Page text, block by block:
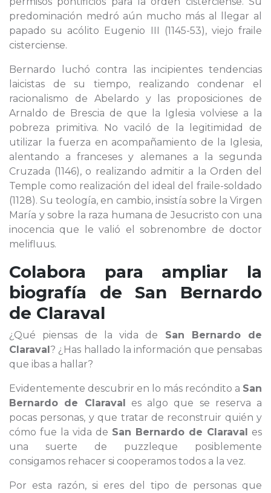
predominación medró aún mucho más al llegar al
papado su acólito Eugenio III (1145-53), viejo fraile
cisterciense.
Bernardo luchó contra las incipientes tendencias
laicistas de su tiempo, realizando condenar el
racionalismo de Abelardo y las proposiciones de
Arnaldo de Brescia de que la Iglesia volviese a la
pobreza primitiva. No vaciló de la legitimidad de
utilizar la fuerza en acompañamiento de la Iglesia,
alentando a franceses y alemanes a la segunda
Cruzada (1146), o realizando admitir a la Orden del
Temple como realización del ideal del fraile-soldado
(1128). Su teología, en cambio, insistía sobre la Virgen
María y sobre la raza humana de Jesucristo con una
inocencia que le valió el sobrenombre de doctor
melifluus.
Colabora para ampliar la
biografía deSan Bernardo
de Claraval
¿Qué piensas de la vida de San Bernardo de
Claraval? ¿Has hallado la información que pensabas
que ibas a hallar?
Evidentemente descubrir en lo más recóndito a San
Bernardo de Claraval es algo que se reserva a
pocas personas, y que tratar de reconstruir quién y
cómo fue la vida de San Bernardo de Claraval es
una suerte de puzzleque posiblemente
consigamos rehacer si cooperamos todos a la vez.
Por esta razón, si eres del tipo de personas que